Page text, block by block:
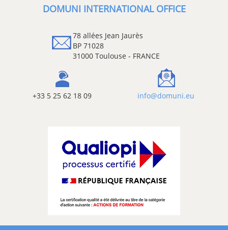
DOMUNI INTERNATIONAL OFFICE
78 allées Jean Jaurès
BP 71028
31000 Toulouse - FRANCE
+33 5 25 62 18 09 info@domuni.eu